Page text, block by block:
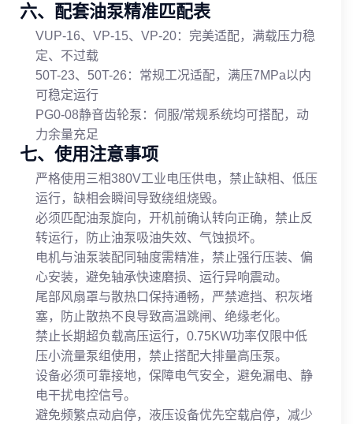
六、配套油泵精准匹配表
VUP-16、VP-15、VP-20：完美适配，满载压力稳
定、不过载
50T-23、50T-26：常规工况适配，满压7MPa以内
可稳定运行
PG0-08静音齿轮泵：伺服/常规系统均可搭配，动
力余量充足
七、使用注意事项
严格使用三相380V工业电压供电，禁止缺相、低压
运行，缺相会瞬间导致绕组烧毁。
必须匹配油泵旋向，开机前确认转向正确，禁止反
转运行，防止油泵吸油失效、气蚀损坏。
电机与油泵装配同轴度需精准，禁止强行压装、偏
心安装，避免轴承快速磨损、运行异响震动。
尾部风扇罩与散热口保持通畅，严禁遮挡、积灰堵
塞，防止散热不良导致高温跳闸、绝缘老化。
禁止长期超负载高压运行，0.75KW功率仅限中低
压小流量泵组使用，禁止搭配大排量高压泵。
设备必须可靠接地，保障电气安全，避免漏电、静
电干扰电控信号。
避免频繁点动启停，液压设备优先空载启停，减少